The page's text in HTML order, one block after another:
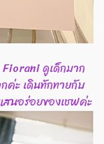
ดูเด็กมาก
ค่ะ เดินทักทายกับ
นอร่อยของเชฟค่ะ